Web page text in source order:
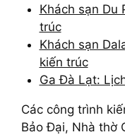
Khách sạn Du
trúc
Khách sạn
kiến trúc
Ga Đà Lạt:
Các công trình
Bảo Đại, Nhà thờ